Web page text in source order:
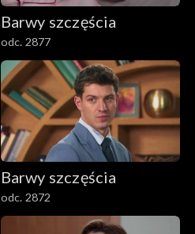
Barwy szczęścia
odc. 2877
Barwy szczęścia
odc. 2872